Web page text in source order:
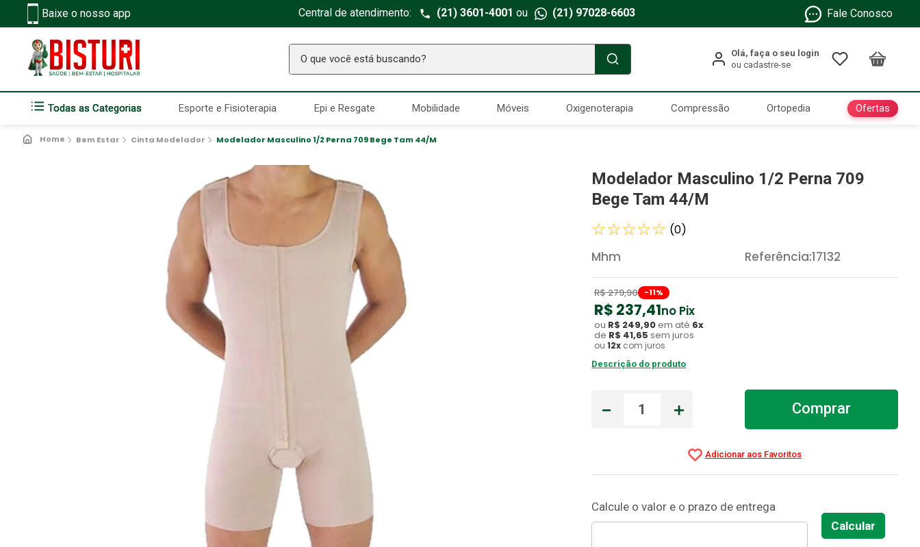
Baixe o nosso app Central de atendimento: (21) 3601-4001 ou (21) 97028-6603 Fale Conosco
O que você está buscando?
Todas as Categorias Esporte e Fisioterapia Epi e Resgate Mobilidade Móveis Oxigenoterapia Compressão Ortopedia Ofertas
Bem Estar Cinta Modelador Modelador Masculino 1/2 Perna 709 Bege Tam 44/M
Modelador Masculino 1/2 Perna 709
Bege Tam 44/M
☆☆☆☆☆ (0)
Mhm Referência:17132
R$279,90 -11%
R$ 237,41no Pix
ou R$ 249,90em até 6x
de R$ 41,65 sem juros
ou 12x com juros
Descrição do produto
＋
－ Comprar
TERMOS MAIS BUSCADOS
Seringa Insulina
2º Fralda Geriatrica
3º
Estetoscopio Littmann
Littmann
Absorvente Geriatrico
Gaze Esteril
Aparelho Pressão
Cadeira Banho
Gaze